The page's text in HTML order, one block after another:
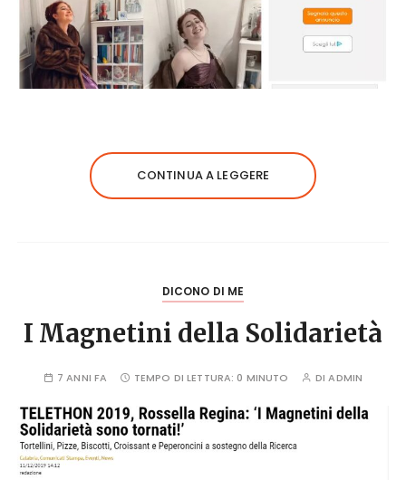
CONTINUA A LEGGERE
DICONO DI ME
I Magnetini della Solidarietà
7 ANNI FA TEMPO DI LETTURA: 0 MINUTO DIADMIN